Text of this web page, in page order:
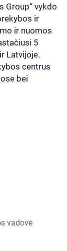
Group“ vykdo
ir
ir nuomos
5
Latvijoje.
centrus
bei
vadovė